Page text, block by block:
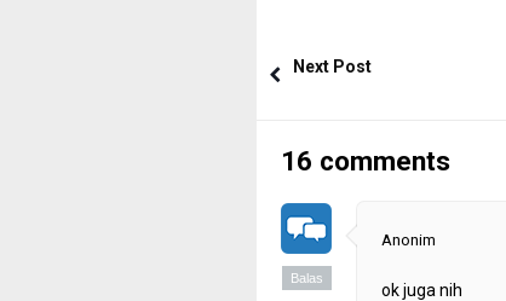
Next Post
16 comments
Balas
Anonim
ok juga nih